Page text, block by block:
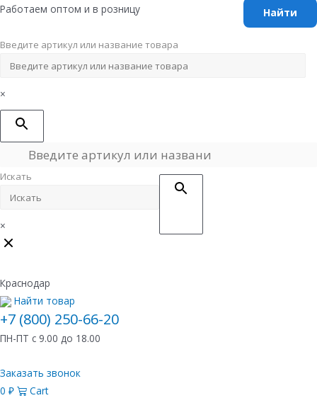
Перейти
содержимому
Работаем оптом и в розницу
Введите артикул или название товара
×
Искать
×
Краснодар
Найти товар
+7 (800) 250-66-20
ПН-ПТ с 9.00 до 18.00
Заказать звонок
0 ₽
Cart